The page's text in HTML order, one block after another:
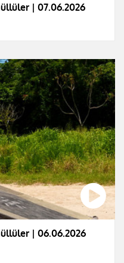
| 07.06.2026
| 06.06.2026